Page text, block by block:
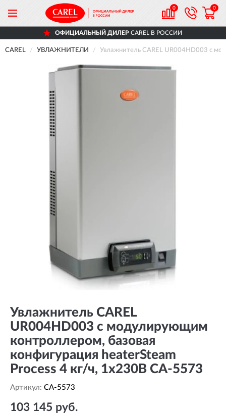
0 0
ОФИЦИАЛЬНЫЙ ДИЛЕРCAREL В РОССИИ
CAREL УВЛАЖНИТЕЛИ Увлажнитель CAREL UR004HD003 с
Увлажнитель CAREL
UR004HD003 с модулирующим
контроллером, базовая
конфигурация heaterSteam
Process 4 кг/ч, 1х230В CA-5573
Артикул: CA-5573
103 145 руб.